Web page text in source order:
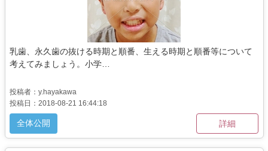
乳歯、永久歯の抜ける時期と順番、生える時期と順番等について
考えてみましょう。小学…
投稿者：y.hayakawa
投稿日：2018-08-21 16:44:18
詳細
全体公開